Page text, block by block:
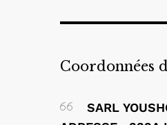
Coordonnées
SARL